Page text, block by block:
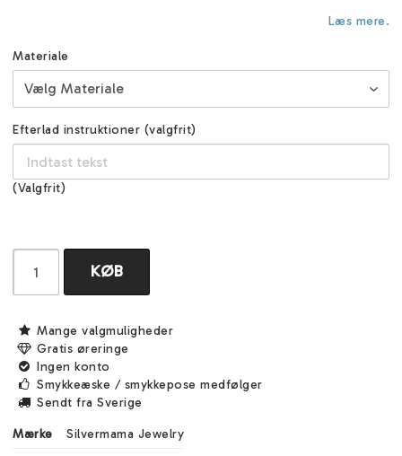
Læs mere.
Materiale
Efterlad instruktioner (valgfrit)
(Valgfrit)
KØB
Mange valgmuligheder
Gratis øreringe
Ingen konto
Smykkeæske / smykkepose medfølger
Sendt fra Sverige
Mærke Silvermama Jewelry